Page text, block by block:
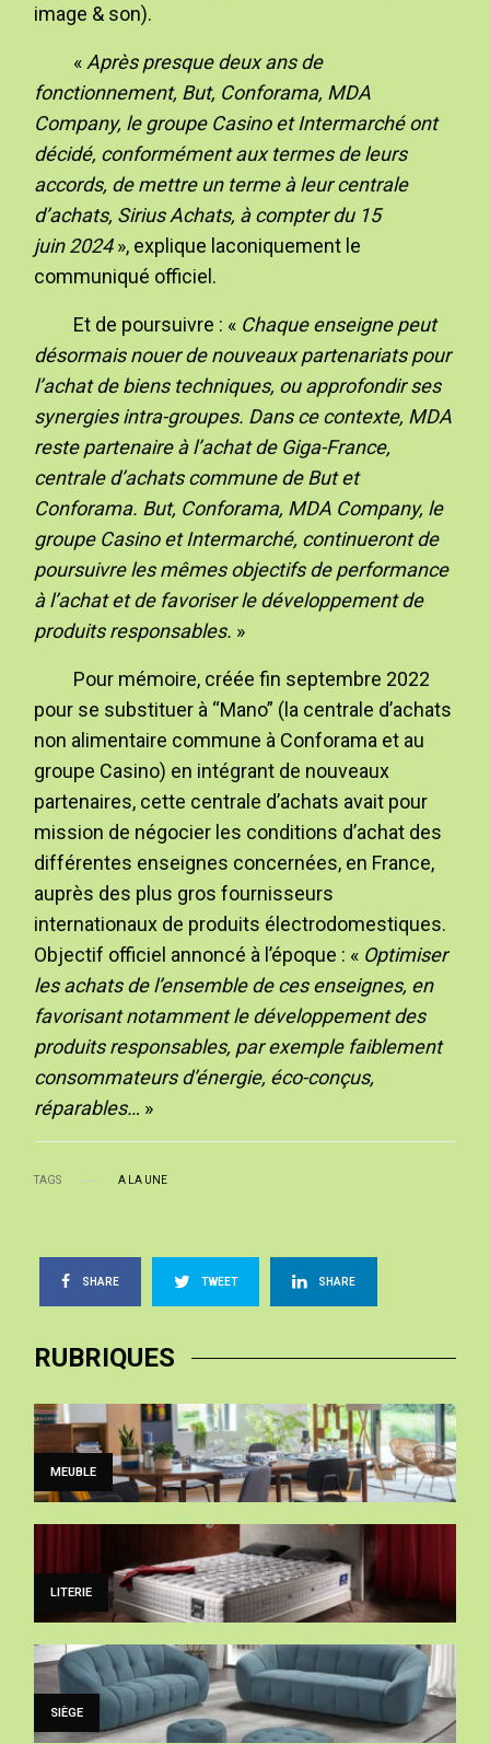
image & son).
«Après presque deux ans de
fonctionnement, But, Conforama, MDA
Company, le groupe Casino et Intermarché ont
décidé, conformément aux termes de leurs
accords, de mettre un terme à leur centrale
d’achats, Sirius Achats, à compter du 15
juin 2024», explique laconiquement le
communiqué officiel.
Et de poursuivre : « Chaque enseigne peut
désormais nouer de nouveaux partenariats pour
l’achat de biens techniques, ou approfondir ses
synergies intra-groupes. Dans ce contexte, MDA
reste partenaire à l’achat de Giga-France,
centrale d’achats commune de But et
Conforama. But, Conforama, MDA Company, le
groupe Casino et Intermarché, continueront de
poursuivre les mêmes objectifs de performance
à l’achat et de favoriser le développement de
produits responsables. »
Pour mémoire, créée fin septembre 2022
pour se substituer à “Mano” (la centrale d’achats
non alimentaire commune à Conforama et au
groupe Casino) en intégrant de nouveaux
partenaires, cette centrale d’achats avait pour
mission de négocier les conditions d’achat des
différentes enseignes concernées, en France,
auprès des plus gros fournisseurs
internationaux de produits électrodomestiques.
Objectif officiel annoncé à l’époque : « Optimiser
les achats de l’ensemble de ces enseignes, en
favorisant notamment le développement des
produits responsables, par exemple faiblement
consommateurs d’énergie, éco-conçus,
réparables… »
TAGS A LA UNE
SHARE TWEET SHARE
RUBRIQUES
MEUBLE
LITERIE
SIÈGE